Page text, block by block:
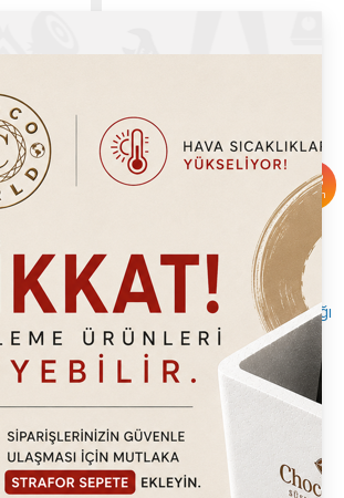
%
İndirim
%33
İndirim
399.20TL
600.00TL
Chocoworld Kivi Krep Kırığı
750gr